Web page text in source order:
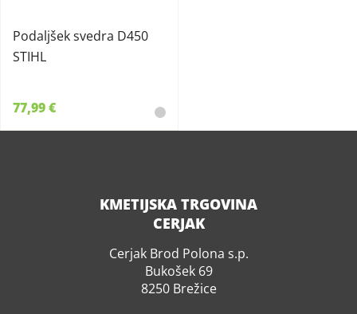
Podaljšek svedra D450
STIHL
77,99 €
KMETIJSKA TRGOVINA
CERJAK
Cerjak Brod Polona s.p.
Bukošek 69
8250 Brežice